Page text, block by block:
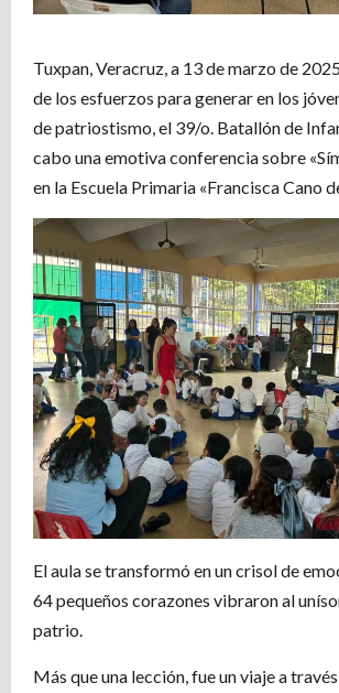
Tuxpan, Veracruz, a 13 de marzo de
de los esfuerzos para generar en los
de patriostismo, el 39/o. Batallón de
cabo una emotiva conferencia sobre
en la Escuela Primaria «Francisca Cano
El aula se transformó en un crisol de
64 pequeños corazones vibraron al
patrio.
Más que una lección, fue un viaje a